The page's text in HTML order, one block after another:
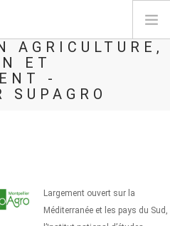
AGRICULTURE,
ET
-
Largement ouvert sur la
Méditerranée et les pays du Sud,